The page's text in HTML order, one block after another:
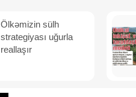
Ölkəmizin sülh
strategiyası uğurla
reallaşır